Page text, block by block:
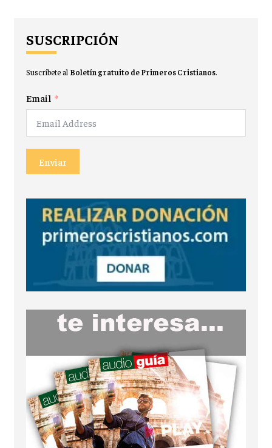
SUSCRIPCIÓN
Suscríbete al Boletín gratuito de Primeros Cristianos.
Email
Enviar